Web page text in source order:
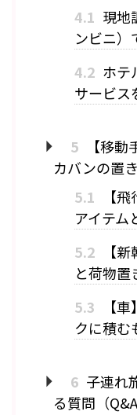
4.1 現地
ンビニ）
4.2 ホテ
サービス
5
【移
カバンの置
5.1
【
アイテム
5.2
【
と荷物置
5.3
【
クに積む
6 子連れ
る質問（Q&A